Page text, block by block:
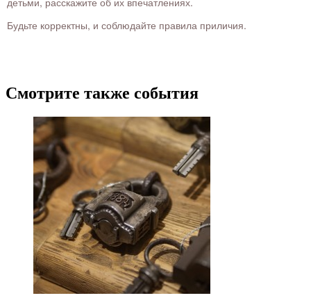
Будьте корректны, и соблюдайте правила приличия.
Смотрите также события